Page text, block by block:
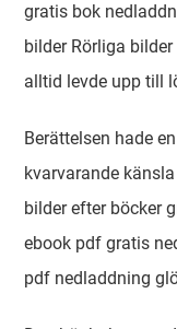
gratis bok
bilder Rörliga
alltid levde upp till
Berättelsen hade
kvarvarande
bilder efter böcker
ebook pdf gratis
pdf nedladdning